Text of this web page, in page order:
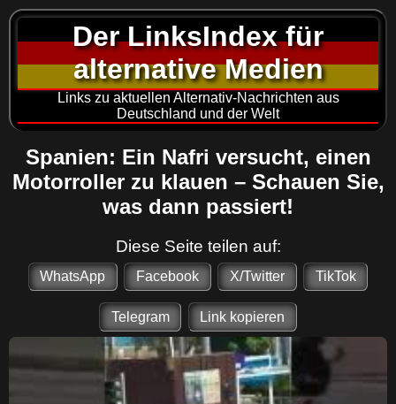
Der LinksIndex für
alternative Medien
Links zu aktuellen Alternativ-Nachrichten aus
Deutschland und der Welt
Spanien: Ein Nafri versucht, einen
Motorroller zu klauen – Schauen Sie,
was dann passiert!
Diese Seite teilen auf:
WhatsApp Facebook X/Twitter TikTok
Telegram Link kopieren